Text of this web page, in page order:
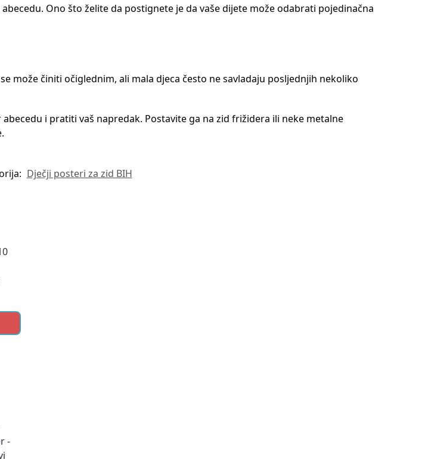
Ono što želite da postignete je da vaše dijete može odabrati pojedinačna
može činiti očiglednim, ali mala djeca često ne savladaju posljednjih nekoliko
i pratiti vaš napredak. Postavite ga na zid frižidera ili neke metalne
Dječji posteri za zid BIH